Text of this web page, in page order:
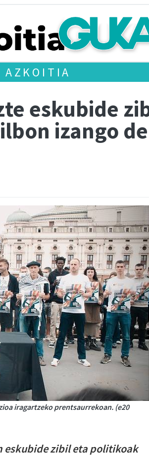
AZKOITIA
eskubide
izango
iragartzeko prentsaurrekoan. (e20
zibil eta politikoak